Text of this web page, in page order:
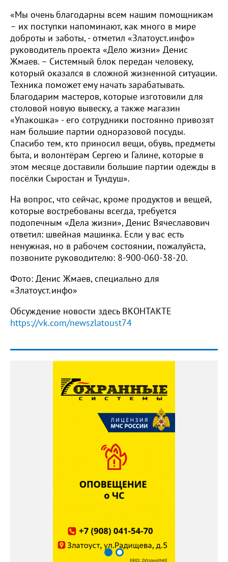
«Мы очень благодарны всем нашим помощникам
– их поступки напоминают, как много в мире
доброты и заботы, - отметил «Златоуст.инфо»
руководитель проекта «Дело жизни» Денис
Жмаев. – Системный блок передан человеку,
который оказался в сложной жизненной ситуации.
Техника поможет ему начать зарабатывать.
Благодарим мастеров, которые изготовили для
столовой новую вывеску, а также магазин
«Упакошка» - его сотрудники постоянно привозят
нам большие партии одноразовой посуды.
Спасибо тем, кто приносил вещи, обувь, предметы
быта, и волонтёрам Сергею и Галине, которые в
этом месяце доставили большие партии одежды в
посёлки Сыростан и Тундуш».
На вопрос, что сейчас, кроме продуктов и вещей,
которые востребованы всегда, требуется
подопечным «Дела жизни», Денис Вячеславович
ответил: швейная машинка. Если у вас есть
ненужная, но в рабочем состоянии, пожалуйста,
позвоните руководителю: 8-900-060-38-20.
Фото: Денис Жмаев, специально для
«Златоуст.инфо»
Обсуждение новости здесь ВКОНТАКТЕ
https://vk.com/newszlatoust74